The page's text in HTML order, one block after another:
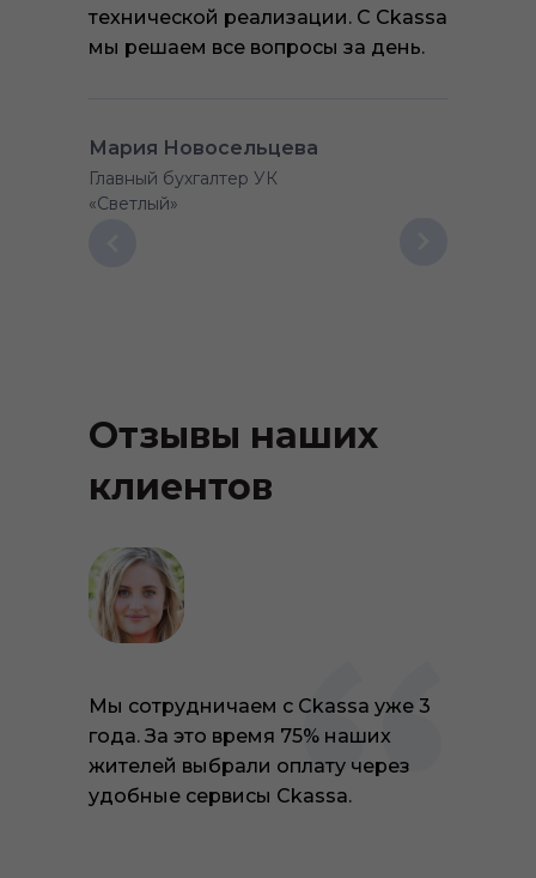
технической реализации. С Ckassa
мы решаем все вопросы за день.
Мария Новосельцева
Главный бухгалтер УК
«Светлый»
Отзывы наших
клиентов
Мы сотрудничаем с Ckassa уже 3
года. За это время 75% наших
жителей выбрали оплату через
удобные сервисы Ckassa.